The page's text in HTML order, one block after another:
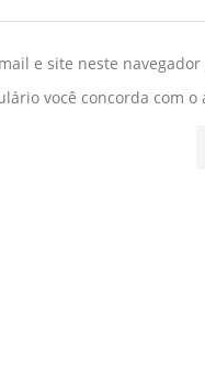
e site neste
você concorda com